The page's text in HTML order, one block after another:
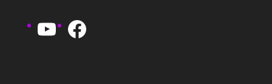
YouTube
Facebook